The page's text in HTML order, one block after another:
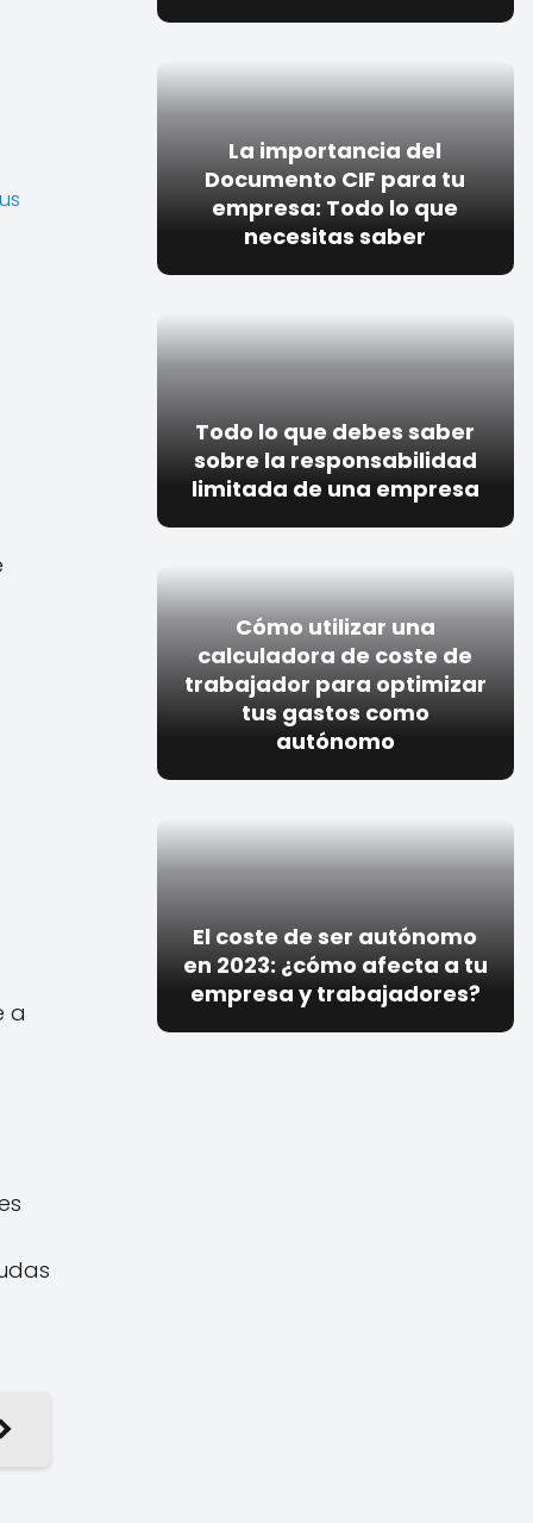
a
La importancia del
Documento CIF para tu
empresa: Todo lo que
necesitas saber
Todo lo que debes saber
sobre la responsabilidad
limitada de una empresa
Cómo utilizar una
calculadora de coste de
trabajador para optimizar
tus gastos como
autónomo
El coste de ser autónomo
en 2023: ¿cómo afecta a tu
empresa y trabajadores?